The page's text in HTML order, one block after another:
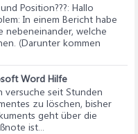
Position???: Hallo
In einem Bericht habe
nebeneinander, welche
(Darunter kommen
Word Hilfe
versuche seit Stunden
zu löschen, bisher
geht über die
ist...